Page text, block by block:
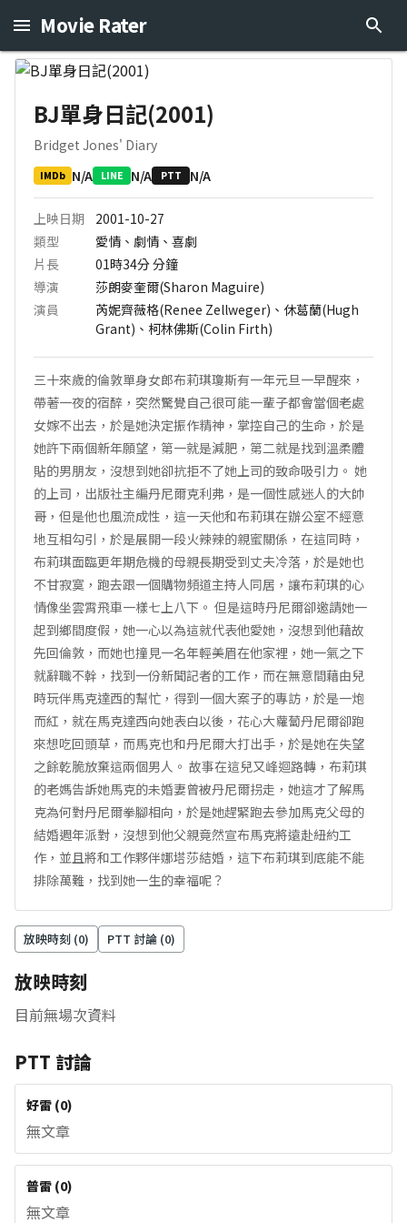
Movie Rater
BJ單身日記(2001)
Bridget Jones' Diary
IMDb N/A LINE N/A PTT N/A
上映日期
2001-10-27
類型
愛情、劇情、喜劇
片長
01時34分分鐘
導演
莎朗麥奎爾(Sharon Maguire)
演員
芮妮齊薇格(Renee Zellweger)、休葛蘭(Hugh
Grant)、柯林佛斯(Colin Firth)
三十來歲的倫敦單身女郎布莉琪瓊斯有一年元旦一早醒來，
帶著一夜的宿醉，突然驚覺自己很可能一輩子都會當個老處
女嫁不出去，於是她決定振作精神，掌控自己的生命，於是
她許下兩個新年願望，第一就是減肥，第二就是找到溫柔體
貼的男朋友，沒想到她卻抗拒不了她上司的致命吸引力。 她
的上司，出版社主編丹尼爾克利弗，是一個性感迷人的大帥
哥，但是他也風流成性，這一天他和布莉琪在辦公室不經意
地互相勾引，於是展開一段火辣辣的親蜜關係，在這同時，
布莉琪面臨更年期危機的母親長期受到丈夫冷落，於是她也
不甘寂寞，跑去跟一個購物頻道主持人同居，讓布莉琪的心
情像坐雲霄飛車一樣七上八下。 但是這時丹尼爾卻邀請她一
起到鄉間度假，她一心以為這就代表他愛她，沒想到他藉故
先回倫敦，而她也撞見一名年輕美眉在他家裡，她一氣之下
就辭職不幹，找到一份新聞記者的工作，而在無意間藉由兒
時玩伴馬克達西的幫忙，得到一個大案子的專訪，於是一炮
而紅，就在馬克達西向她表白以後，花心大蘿蔔丹尼爾卻跑
來想吃回頭草，而馬克也和丹尼爾大打出手，於是她在失望
之餘乾脆放棄這兩個男人。 故事在這兒又峰迴路轉，布莉琪
的老媽告訴她馬克的未婚妻曾被丹尼爾拐走，她這才了解馬
克為何對丹尼爾拳腳相向，於是她趕緊跑去參加馬克父母的
結婚週年派對，沒想到他父親竟然宣布馬克將遠赴紐約工
作，並且將和工作夥伴娜塔莎結婚，這下布莉琪到底能不能
排除萬難，找到她一生的幸福呢？
放映時刻 (0) PTT 討論 (0)
放映時刻
目前無場次資料
PTT 討論
好雷 (0)
無文章
普雷 (0)
無文章